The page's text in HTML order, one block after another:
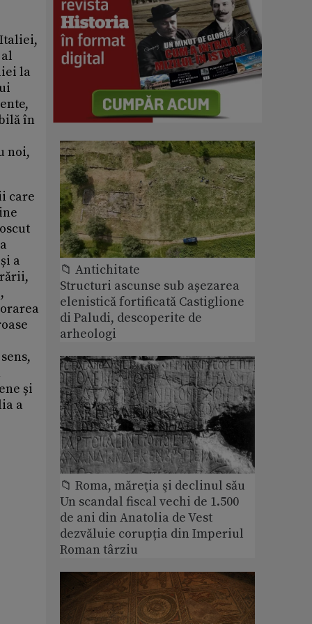
la
în
noi,
care
a
și
a
📁 Antichitate
Structuri ascunse sub așezarea
elenistică fortificată Castiglione
di Paludi, descoperite de
arheologi
📁 Roma, măreţia şi declinul său
Un scandal fiscal vechi de 1.500
de ani din Anatolia de Vest
dezvăluie corupția din Imperiul
Roman târziu